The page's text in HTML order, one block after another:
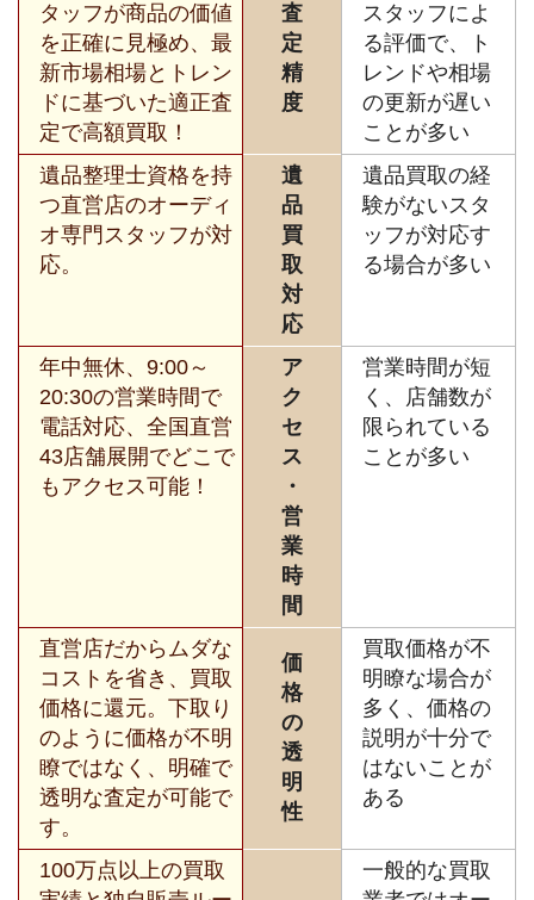
タッフが商品の価値
を正確に見極め、最
新市場相場とトレン
ドに基づいた適正査
定で高額買取！
査
定
精
度
スタッフによ
る評価で、ト
レンドや相場
の更新が遅い
ことが多い
遺品整理士資格を持
つ直営店のオーディ
オ専門スタッフが対
応。
遺
品
買
取
対
応
遺品買取の経
験がないスタ
ッフが対応す
る場合が多い
年中無休、9:00～
20:30の営業時間で
電話対応、全国直営
43店舗展開でどこで
もアクセス可能！
ア
ク
セ
ス
・
営
業
時
間
営業時間が短
く、店舗数が
限られている
ことが多い
直営店だからムダな
コストを省き、買取
価格に還元。下取り
のように価格が不明
瞭ではなく、明確で
透明な査定が可能で
す。
価
格
の
透
明
性
買取価格が不
明瞭な場合が
多く、価格の
説明が十分で
はないことが
ある
100万点以上の買取
一般的な買取